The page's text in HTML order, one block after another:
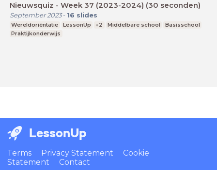
Nieuwsquiz - Week 37 (2023-2024) (30 seconden)
September 2023- 16 slides
Wereldoriëntatie LessonUp +2 Middelbare school
Basisschool
Praktijkonderwijs
LessonUp
Terms Privacy Statement
Cookie
Statement
Contact